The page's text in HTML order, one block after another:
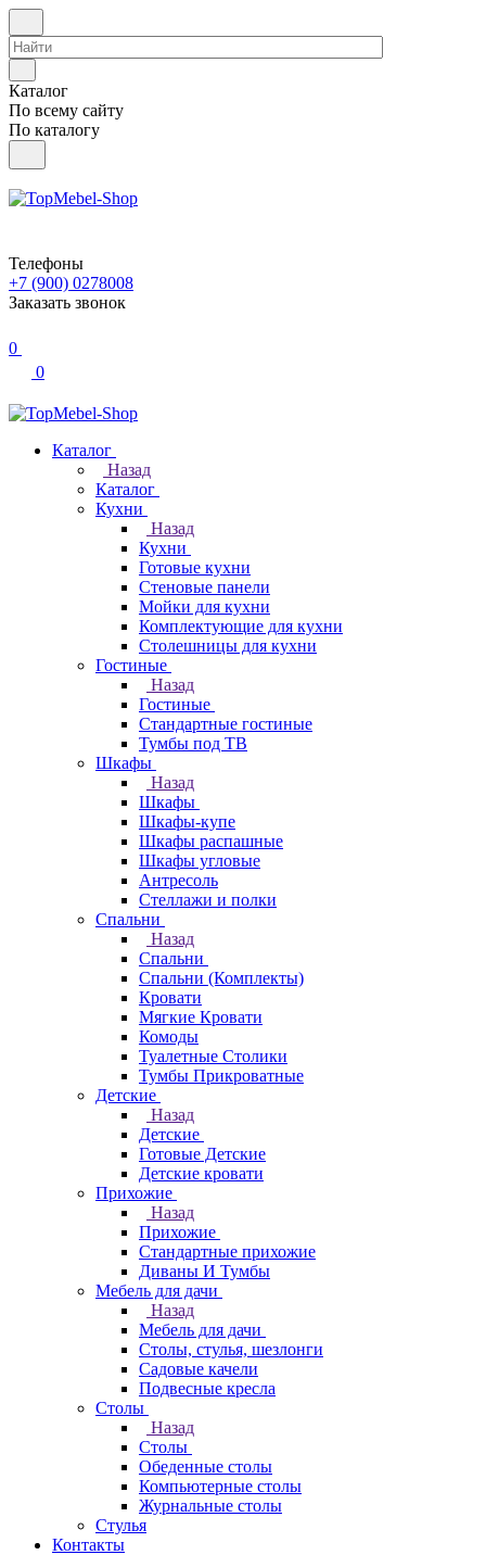
Каталог
По всему сайту
По каталогу
Телефоны
+7 (900) 0278008
Заказать звонок
0
0
Каталог
Назад
Каталог
Кухни
Назад
Кухни
Готовые кухни
Стеновые панели
Мойки для кухни
Комплектующие для кухни
Столешницы для кухни
Гостиные
Назад
Гостиные
Стандартные гостиные
Тумбы под ТВ
Шкафы
Назад
Шкафы
Шкафы-купе
Шкафы распашные
Шкафы угловые
Антресоль
Стеллажи и полки
Спальни
Назад
Спальни
Спальни (Комплекты)
Кровати
Мягкие Кровати
Комоды
Туалетные Столики
Тумбы Прикроватные
Детские
Назад
Детские
Готовые Детские
Детские кровати
Прихожие
Назад
Прихожие
Стандартные прихожие
Диваны И Тумбы
Мебель для дачи
Назад
Мебель для дачи
Столы, стулья, шезлонги
Садовые качели
Подвесные кресла
Столы
Назад
Столы
Обеденные столы
Компьютерные столы
Журнальные столы
Стулья
Контакты